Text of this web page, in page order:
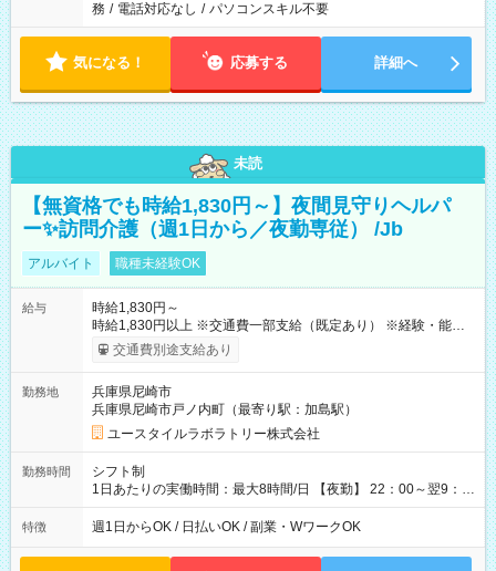
務 / 電話対応なし / パソコンスキル不要
気になる！ 応募する 詳細へ
未読
【無資格でも時給1,830円～】夜間見守りヘルパ
ー✨訪問介護（週1日から／夜勤専従） /Jb
アルバイト 職種未経験OK
給与
時給1,830円～
時給1,830円以上 ※交通費一部支給（既定あり） ※経験・能力を
考慮して決定します 【収入例】 週1回勤務の場合：1,830円×8時
間×4回=5万8,560円 週3回勤務の場合：1,830円×8時間×12回
月 ※ 雇用形態と給与に、本採用時と異なる部分があります。 雇
用形態：本採用時と同じです。 給与：時給 1,550円以上
交通費別途支給あり
勤務地
兵庫県尼崎市
兵庫県尼崎市戸ノ内町（最寄り駅：加島駅）
ユースタイルラボラトリー株式会社
勤務時間
シフト制
1日あたりの実働時間：最大8時間/日 【夜勤】 22：00～翌9：
00 ※週1日～OK ／ 夜勤専従 ＊＊ 勤務時間例 ＊＊ ■22時か
ら翌7時 ■23時から翌8時 ■24時から翌9時 など ※上記の時間
ます。 ※曜日固定（毎週同じ曜日での勤務となります）
特徴 週1日からOK / 日払いOK / 副業・WワークOK